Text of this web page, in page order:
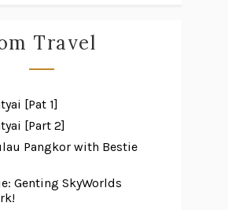
Travel
[Pat 1]
[Part 2]
Pangkor with Bestie
Genting SkyWorlds